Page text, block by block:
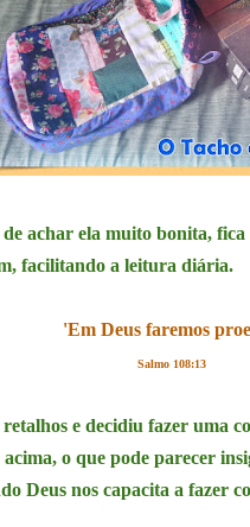
achar ela muito bonita,
facilitando a leitura diária.
'Em Deus faremos
Salmo 108:13
e decidiu fazer uma
o que pode parecer
Deus nos capacita a fazer